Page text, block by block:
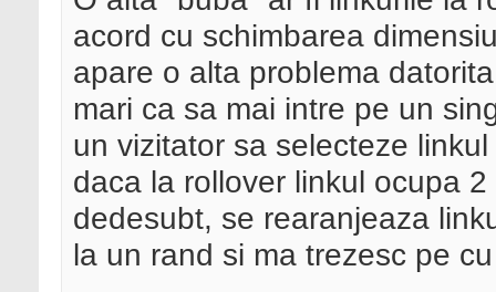
acord cu schimbarea
apare o alta problema
mari ca sa mai intre pe un
un vizitator sa selecteze
daca la rollover linkul ocupa
dedesubt, se rearanjeaza
la un rand si ma trezesc pe